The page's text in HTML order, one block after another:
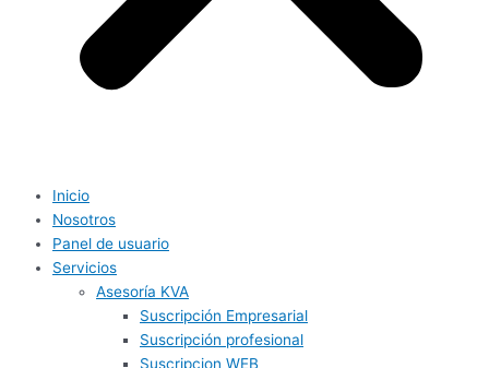
Inicio
Nosotros
Panel de usuario
Servicios
Asesoría KVA
Suscripción Empresarial
Suscripción profesional
Suscripcion WEB